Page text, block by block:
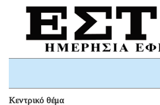
Κεντρικό θέμα